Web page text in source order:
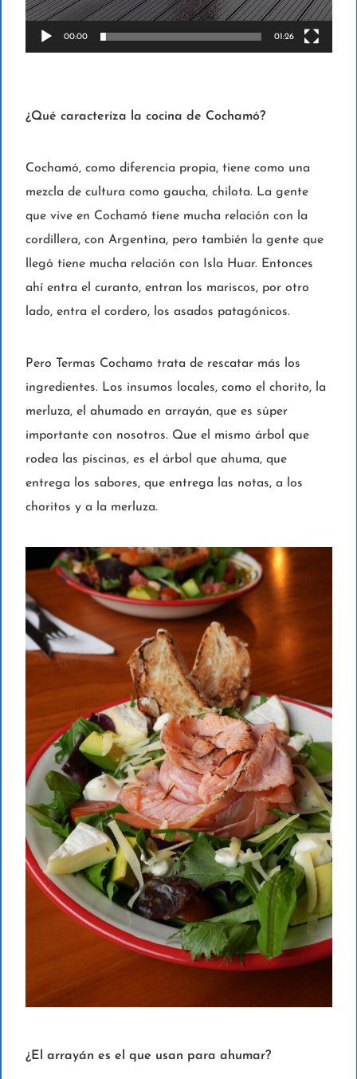
00:00 01:26
¿Qué caracteriza la cocina de Cochamó?
Cochamó, como diferencia propia, tiene como una
mezcla de cultura como gaucha, chilota. La gente
que vive en Cochamó tiene mucha relación con la
cordillera, con Argentina, pero también la gente que
llegó tiene mucha relación con Isla Huar. Entonces
ahí entra el curanto, entran los mariscos, por otro
lado, entra el cordero, los asados patagónicos.
Pero Termas Cochamo trata de rescatar más los
ingredientes. Los insumos locales, como el chorito, la
merluza, el ahumado en arrayán, que es súper
importante con nosotros. Que el mismo árbol que
rodea las piscinas, es el árbol que ahuma, que
entrega los sabores, que entrega las notas, a los
choritos y a la merluza.
¿El arrayán es el que usan para ahumar?